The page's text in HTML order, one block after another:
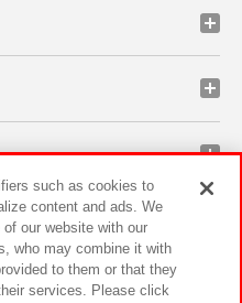
such as cookies to
content and ads. We
our website with our
who may combine it with
to them or that they
services. Please click